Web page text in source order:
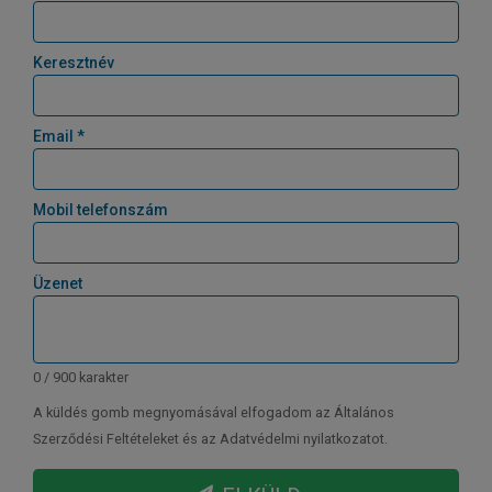
Keresztnév
Email *
Mobil telefonszám
Üzenet
0 / 900 karakter
A küldés gomb megnyomásával elfogadom az Általános
Szerződési Feltételeket és az Adatvédelmi nyilatkozatot.